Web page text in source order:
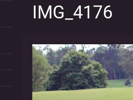
IMG_4176